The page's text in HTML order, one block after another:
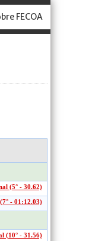
FECOA
(5° - 30.62)
- 01:12.03)
(10° - 31.56)